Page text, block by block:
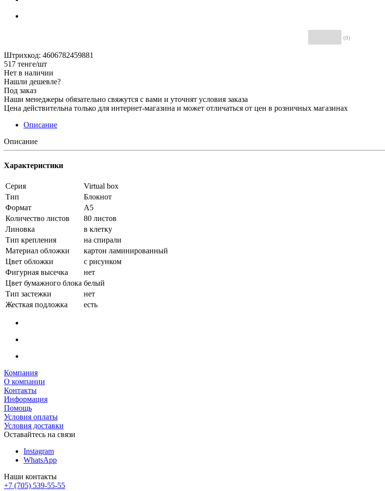
(0)
Штрихкод: 4606782459881
517 тенге/шт
Нет в наличии
Нашли дешевле?
Под заказ
Наши менеджеры обязательно свяжутся с вами и уточнят условия заказа
Цена действительна только для интернет-магазина и может отличаться от цен в розничных магазинах
Описание
Описание
Характеристики
Серия
Virtual box
Тип
Блокнот
Формат
А5
Количество листов
80 листов
Линовка
в клетку
Тип крепления
на спирали
Материал обложки
картон ламинированный
Цвет обложки
с рисунком
Фигурная высечка
нет
Цвет бумажного блока белый
Тип застежки
нет
Жесткая подложка
есть
Компания
О компании
Контакты
Информация
Помощь
Условия оплаты
Условия доставки
Оставайтесь на связи
Instagram
WhatsApp
Наши контакты
+7 (705) 539-55-55